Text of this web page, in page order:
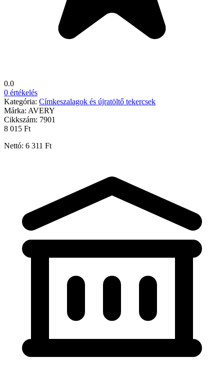
0.0
0 értékelés
Kategória: Címkeszalagok és újratöltő tekercsek
Márka: AVERY
Cikkszám: 7901
8 015 Ft
Nettó: 6 311 Ft